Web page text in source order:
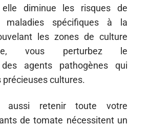
elle diminue les risques de
maladies spécifiques à la
les zones de culture
vous perturbez le
des agents pathogènes qui
précieuses cultures.
aussi retenir toute votre
de tomate nécessitent un